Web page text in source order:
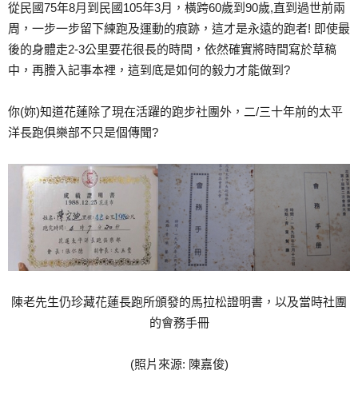
從民國75年8月到民國105年3月，橫跨60歲到90歲,直到過世前兩
周，一步一步留下練跑及運動的痕跡，這才是永遠的跑者! 即使最
後的身體走2-3公里要花很長的時間，依然確實將時間寫於草稿
中，再謄入記事本裡，這到底是如何的毅力才能做到?
你(妳)知道花蓮除了現在活躍的跑步社團外，二/三十年前的太平
洋長跑俱樂部不只是個傳聞?
陳老先生仍珍藏花蓮長跑所頒發的馬拉松證明書，以及當時社團
的會務手冊
(照片來源: 陳嘉俊)